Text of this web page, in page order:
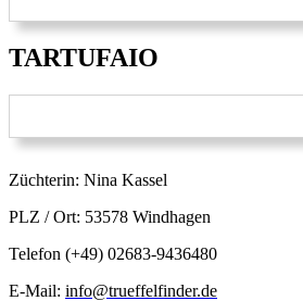
TARTUFAIO
Züchterin: Nina Kassel
PLZ / Ort: 53578 Windhagen
Telefon (+49) 02683-9436480
E-Mail: info@trueffelfinder.de